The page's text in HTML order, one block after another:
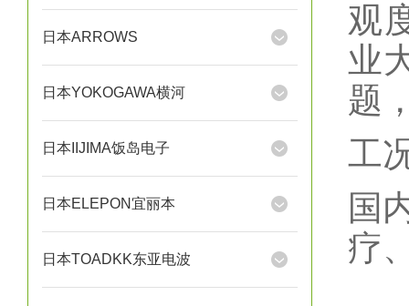
日本ARROWS
日本YOKOGAWA横河
日本IIJIMA饭岛电子
日本ELEPON宜丽本
日本TOADKK东亚电波
观
业
题
工
国
疗